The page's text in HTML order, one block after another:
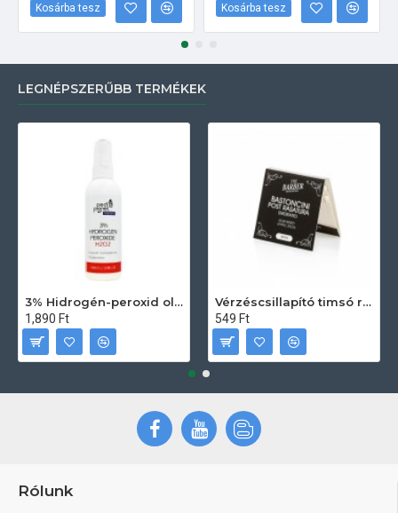
Kosárba tesz Kosárba tesz
LEGNÉPSZERŰBB TERMÉKEK
3% Hidrogén-peroxid oldat (sebfertőtlenítő) 100ml
1,890 Ft
Vérzéscsillapító timsó rúd 20db
549 Ft
Rólunk